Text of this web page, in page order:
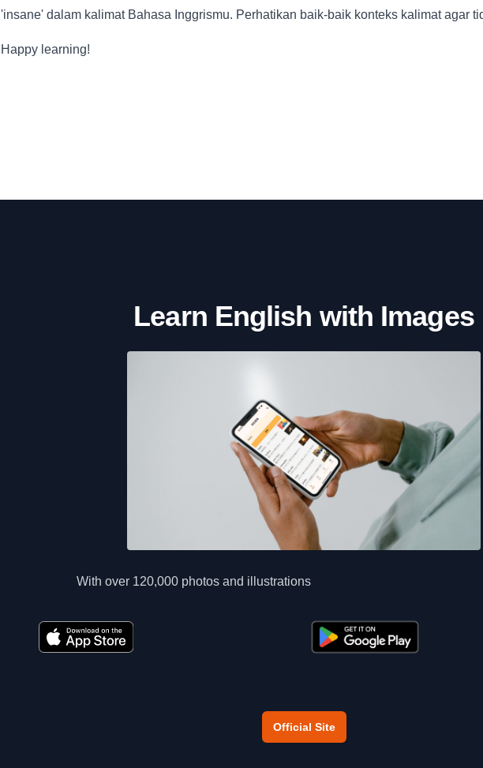
'insane' dalam kalimat Bahasa Inggrismu. Perhatikan baik-baik konteks kalimat agar
Happy learning!
Learn English with Images
With over 120,000 photos and illustrations
Official Site